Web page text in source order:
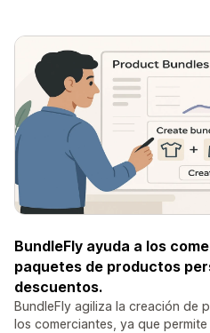
BundleFly ayuda a los
paquetes de productos
descuentos.
BundleFly agiliza la creación de
los comerciantes, ya que